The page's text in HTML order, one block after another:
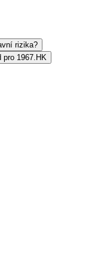
rizika?
pro 1967.HK